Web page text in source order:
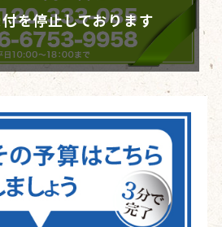
を停止しております